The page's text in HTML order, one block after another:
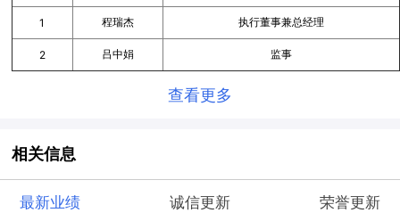
1 程瑞杰 执行董事兼总经理
2 吕中娟 监事
查看更多
相关信息
最新业绩 诚信更新 荣誉更新